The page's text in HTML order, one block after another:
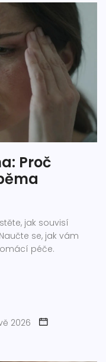
Proč
jak souvisí
se, jak vám
péče.
2026